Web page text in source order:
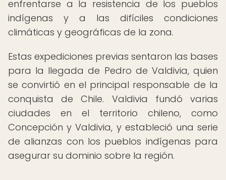
enfrentarse a la resistencia de los pueblos
indígenas y a las difíciles condiciones
climáticas y geográficas de la zona.
Estas expediciones previas sentaron las bases
para la llegada de Pedro de Valdivia, quien
se convirtió en el principal responsable de la
conquista de Chile. Valdivia fundó varias
ciudades en el territorio chileno, como
Concepción y Valdivia, y estableció una serie
de alianzas con los pueblos indígenas para
asegurar su dominio sobre la región.